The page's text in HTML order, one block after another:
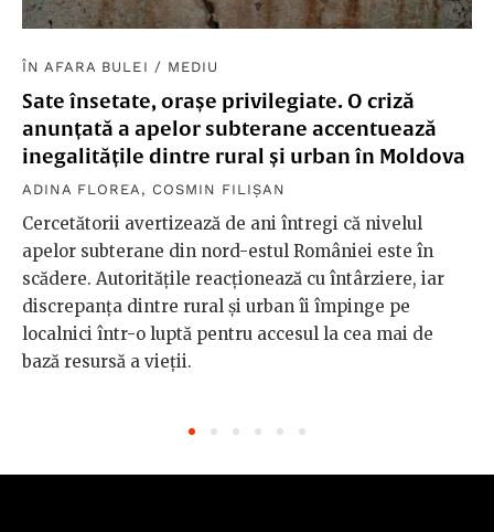
ÎN AFARA BULEI / MEDIU
Sate însetate, orașe privilegiate. O criză
anunțată a apelor subterane accentuează
inegalitățile dintre rural și urban în Moldova
ADINA FLOREA , COSMIN FILIȘAN
Cercetătorii avertizează de ani întregi că nivelul
apelor subterane din nord-estul României este în
scădere. Autoritățile reacționează cu întârziere, iar
discrepanța dintre rural și urban îi împinge pe
localnici într-o luptă pentru accesul la cea mai de
bază resursă a vieții.